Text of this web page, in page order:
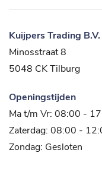
Kuijpers Trading B.V.
Minosstraat 8
5048 CK Tilburg
Openingstijden
Ma t/m Vr: 08:00 -
Zaterdag: 08:00 -
Zondag: Gesloten